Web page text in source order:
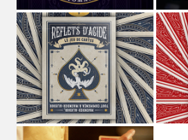
STUDIO
Directeur Artistiqueet
(spécialisé dans les cultures de
10 ans)
Voix offet comédiende
audio, Musiciendans les
Naheulband.